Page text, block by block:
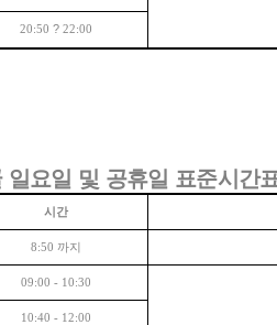
20:50 ? 22:00
일요일 및 공휴일 표준시간
시간
8:50 까지
09:00 - 10:30
10:40 - 12:00